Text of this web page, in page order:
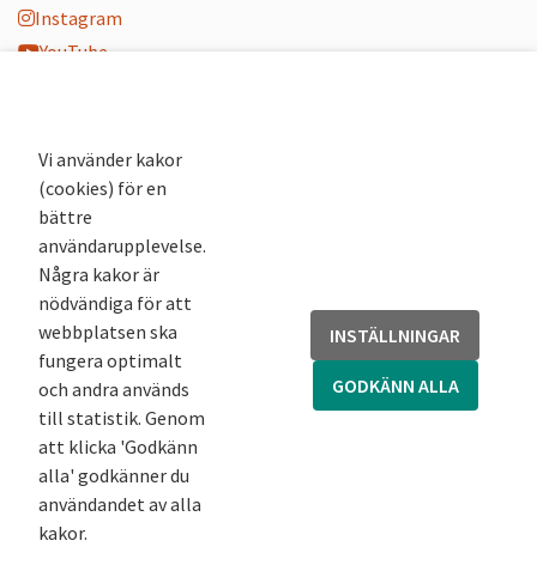
Instagram
YouTube
Nyhetsbrev
Andra webbplatser
Arkivsök
Fornsök
Fornreg
Bebyggelseregistret
Runor
Kringla
Vi använder kakor
(cookies) för en
bättre
användarupplevelse.
Några kakor är
nödvändiga för att
webbplatsen ska
fungera optimalt
och andra används
till statistik. Genom
att klicka 'Godkänn
alla' godkänner du
användandet av alla
kakor.
INSTÄLLNINGAR
GODKÄNN ALLA